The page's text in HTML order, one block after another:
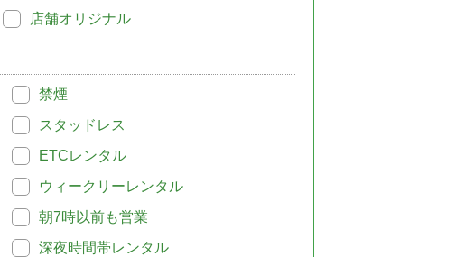
店舗オリジナル
禁煙
スタッドレス
ETCレンタル
ウィークリーレンタル
朝7時以前も営業
深夜時間帯レンタル